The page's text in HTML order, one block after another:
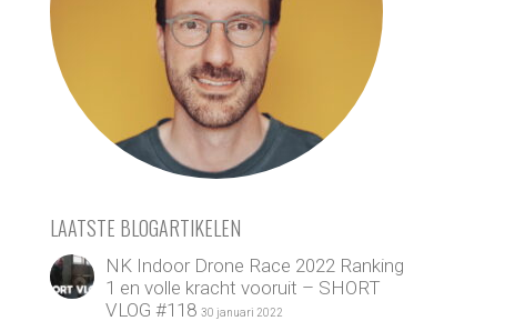
LAATSTE BLOGARTIKELEN
NK Indoor Drone Race 2022 Ranking
1 en volle kracht vooruit – SHORT
VLOG #118 30 januari 2022